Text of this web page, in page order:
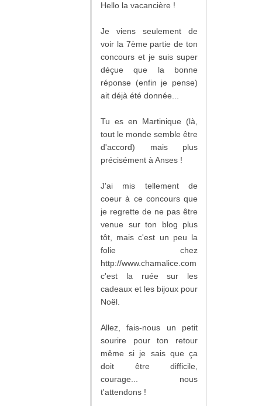
Hello la vacancière !
Je viens seulement de
voir la 7ème partie de ton
concours et je suis super
déçue que la bonne
réponse (enfin je pense)
ait déjà été donnée...
Tu es en Martinique (là,
tout le monde semble être
d'accord) mais plus
précisément à Anses !
J'ai mis tellement de
coeur à ce concours que
je regrette de ne pas être
venue sur ton blog plus
tôt, mais c'est un peu la
folie chez
http://www.chamalice.com
c'est la ruée sur les
cadeaux et les bijoux pour
Noël.
Allez, fais-nous un petit
sourire pour ton retour
même si je sais que ça
doit être difficile,
courage... nous
t'attendons !